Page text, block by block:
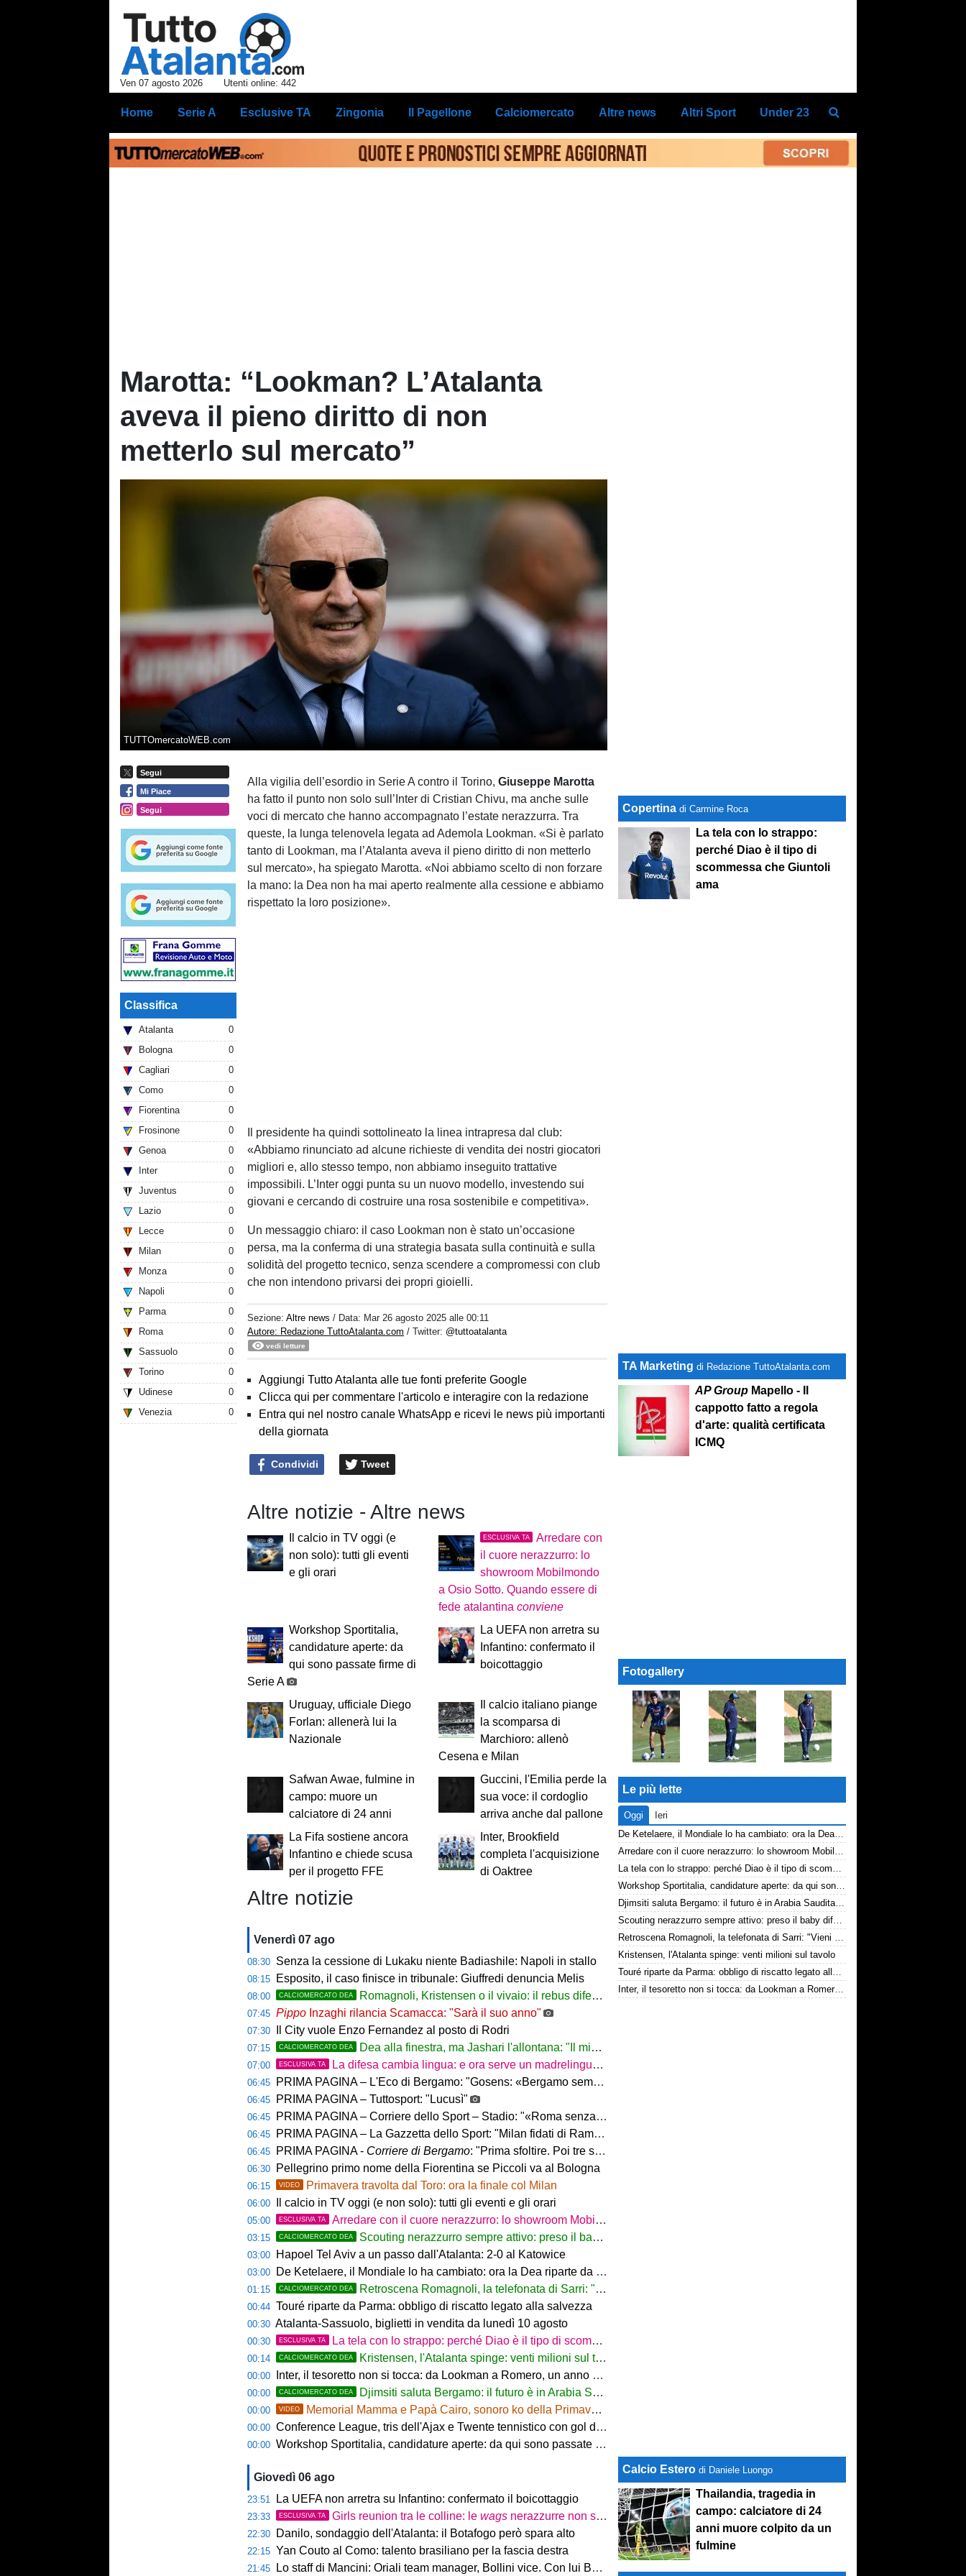
Ven 07 agosto 2026 Utenti online: 442
Home Serie A Esclusive TA Zingonia Il Pagellone Calciomercato Altre news Altri Sport Under 23
Marotta: “Lookman? L’Atalanta
aveva il pieno diritto di non
metterlo sul mercato”
TUTTOmercatoWEB.com
Segui
Mi Piace
Segui
Classifica
Atalanta
0
Bologna
0
Cagliari
0
Como
0
Fiorentina
0
Frosinone
0
Genoa
0
Inter
0
Juventus
0
Lazio
0
Lecce
0
Milan
0
Monza
0
Napoli
0
Parma
0
Roma
0
Sassuolo
0
Torino
0
Udinese
0
Venezia
0
Alla vigilia dell’esordio in Serie A contro il Torino,Giuseppe Marotta
ha fatto il punto non solo sull’Inter di Cristian Chivu, ma anche sulle
voci di mercato che hanno accompagnato l’estate nerazzurra. Tra
queste, la lunga telenovela legata ad Ademola Lookman. «Si è parlato
tanto di Lookman, ma l’Atalanta aveva il pieno diritto di non metterlo
sul mercato», ha spiegato Marotta. «Noi abbiamo scelto di non forzare
la mano: la Dea non ha mai aperto realmente alla cessione e abbiamo
rispettato la loro posizione».
Il presidente ha quindi sottolineato la linea intrapresa dal club:
«Abbiamo rinunciato ad alcune richieste di vendita dei nostri giocatori
migliori e, allo stesso tempo, non abbiamo inseguito trattative
impossibili. L’Inter oggi punta su un nuovo modello, investendo sui
giovani e cercando di costruire una rosa sostenibile e competitiva».
Un messaggio chiaro: il caso Lookman non è stato un’occasione
persa, ma la conferma di una strategia basata sulla continuità e sulla
solidità del progetto tecnico, senza scendere a compromessi con club
che non intendono privarsi dei propri gioielli.
Sezione:Altre news / Data: Mar 26 agosto 2025 alle 00:11
Autore: Redazione TuttoAtalanta.com / Twitter: @tuttoatalanta
vedi letture
Aggiungi Tutto Atalanta alle tue fonti preferite Google
Clicca qui per commentare l'articolo e interagire con la redazione
Entra qui nel nostro canale WhatsApp e ricevi le news più importanti
della giornata
Condividi Tweet
Altre notizie - Altre news
Il calcio in TV oggi (e
non solo): tutti gli eventi
e gli orari
ESCLUSIVA TA
Arredare con
il cuore nerazzurro: lo
showroom Mobilmondo
a Osio Sotto. Quando essere di
fede atalantina conviene
Workshop Sportitalia,
candidature aperte: da
qui sono passate firme di
Serie A
La UEFA non arretra su
Infantino: confermato il
boicottaggio
Uruguay, ufficiale Diego
Forlan: allenerà lui la
Nazionale
Il calcio italiano piange
la scomparsa di
Marchioro: allenò
Cesena e Milan
Safwan Awae, fulmine in
campo: muore un
calciatore di 24 anni
Guccini, l'Emilia perde la
sua voce: il cordoglio
arriva anche dal pallone
La Fifa sostiene ancora
Infantino e chiede scusa
per il progetto FFE
Inter, Brookfield
completa l'acquisizione
di Oaktree
Altre notizie
Venerdì 07 ago
08:30 Senza la cessione di Lukaku niente Badiashile: Napoli in stallo
08:15 Esposito, il caso finisce in tribunale: Giuffredi denuncia Melis
08:00 CALCIOMERCATO DEA Romagnoli, Kristensen o il vivaio: il rebus difesa dell'Atalanta
07:45 Pippo Inzaghi rilancia Scamacca: "Sarà il suo anno"
07:30 Il City vuole Enzo Fernandez al posto di Rodri
07:15 CALCIOMERCATO DEA Dea alla finestra, ma Jashari l'allontana: "Il mio cuore è sempre stato rossonero"
07:00 ESCLUSIVA TA La difesa cambia lingua: e ora serve un madrelingua della zona
06:45 PRIMA PAGINA – L'Eco di Bergamo: "Gosens: «Bergamo sempre casa mia. Incuriosito da Sarri»"
06:45 PRIMA PAGINA – Tuttosport: "Lucusì"
06:45 PRIMA PAGINA – Corriere dello Sport – Stadio: "«Roma senza limiti»"
06:45 PRIMA PAGINA – La Gazzetta dello Sport: "Milan fidati di Ramos"
06:45 PRIMA PAGINA - Corriere di Bergamo: "Prima sfoltire. Poi tre settimane per gli altri innesti"
06:30 Pellegrino primo nome della Fiorentina se Piccoli va al Bologna
06:15 VIDEO Primavera travolta dal Toro: ora la finale col Milan
06:00 Il calcio in TV oggi (e non solo): tutti gli eventi e gli orari
05:00 ESCLUSIVA TA Arredare con il cuore nerazzurro: lo showroom Mobilmondo a Osio Sotto. Quando essere di fede atalantina
03:15 CALCIOMERCATO DEA Scouting nerazzurro sempre attivo: preso il baby difensore 2010 Levačić
03:00 Hapoel Tel Aviv a un passo dall'Atalanta: 2-0 al Katowice
03:00 De Ketelaere, il Mondiale lo ha cambiato: ora la Dea riparte da lui
01:15 CALCIOMERCATO DEA Retroscena Romagnoli, la telefonata di Sarri: "Vieni con me a Bergamo"
00:44 Touré riparte da Parma: obbligo di riscatto legato alla salvezza
00:30 Atalanta-Sassuolo, biglietti in vendita da lunedì 10 agosto
00:30 ESCLUSIVA TA La tela con lo strappo: perché Diao è il tipo di scommessa che Giuntoli ama
00:14 CALCIOMERCATO DEA Kristensen, l'Atalanta spinge: venti milioni sul tavolo
00:00 Inter, il tesoretto non si tocca: da Lookman a Romero, un anno di rinunce
00:00 CALCIOMERCATO DEA Djimsiti saluta Bergamo: il futuro è in Arabia Saudita! Tre milioni e firma biennale
00:00 VIDEO Memorial Mamma e Papà Cairo, sonoro ko della Primavera contro il Toro
00:00 Conference League, tris dell'Ajax e Twente tennistico con gol di Pjaca
00:00 Workshop Sportitalia, candidature aperte: da qui sono passate firme di Serie A
Giovedì 06 ago
23:51 La UEFA non arretra su Infantino: confermato il boicottaggio
23:33 ESCLUSIVA TA Girls reunion tra le colline: lewags nerazzurre non si perdono di vista
22:30 Danilo, sondaggio dell'Atalanta: il Botafogo però spara alto
22:15 Yan Couto al Como: talento brasiliano per la fascia destra
21:45 Lo staff di Mancini: Oriali team manager, Bollini vice. Con lui Bonucci, Gagliardi e Maccarone
Copertina di Carmine Roca
La tela con lo strappo:
perché Diao è il tipo di
scommessa che Giuntoli
ama
TA Marketing di Redazione TuttoAtalanta.com
AP Group Mapello - Il
cappotto fatto a regola
d'arte: qualità certificata
ICMQ
Fotogallery
Le più lette
Oggi
Ieri
De Ketelaere, il Mondiale lo ha cambiato: ora la Dea riparte da lui
Arredare con il cuore nerazzurro: lo showroom Mobilmondo a Osio Sotto. Quando essere di fede atalantina conviene
La tela con lo strappo: perché Diao è il tipo di scommessa che Giuntoli ama
Workshop Sportitalia, candidature aperte: da qui sono passate firme di Serie A
Djimsiti saluta Bergamo: il futuro è in Arabia Saudita! Tre milioni e firma biennale
Scouting nerazzurro sempre attivo: preso il baby difensore 2010 Levačić
Retroscena Romagnoli, la telefonata di Sarri: "Vieni con me a Bergamo"
Kristensen, l'Atalanta spinge: venti milioni sul tavolo
Touré riparte da Parma: obbligo di riscatto legato alla salvezza
Inter, il tesoretto non si tocca: da Lookman a Romero, un anno di rinunce
Calcio Estero di Daniele Luongo
Thailandia, tragedia in
campo: calciatore di 24
anni muore colpito da un
fulmine